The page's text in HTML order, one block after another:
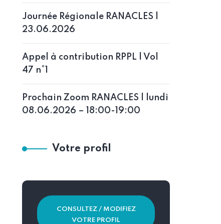
Journée Régionale RANACLES |
23.06.2026
Appel à contribution RPPL | Vol
47 n°1
Prochain Zoom RANACLES | lundi
08.06.2026 – 18:00-19:00
Votre profil
CONSULTEZ / MODIFIEZ
VOTRE PROFIL